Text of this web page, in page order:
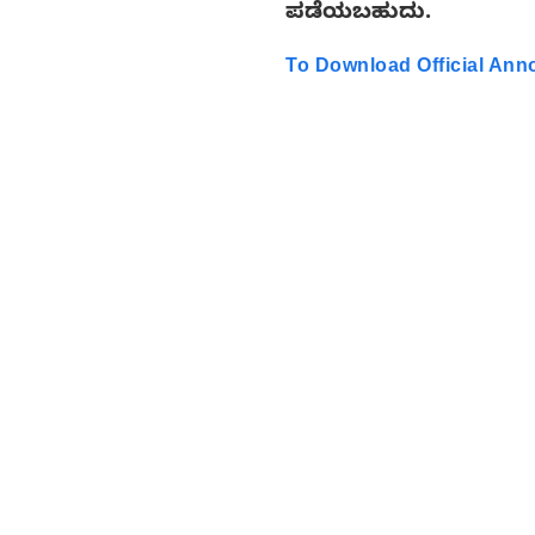
ಪಡೆಯಬಹುದು.
To Download Official